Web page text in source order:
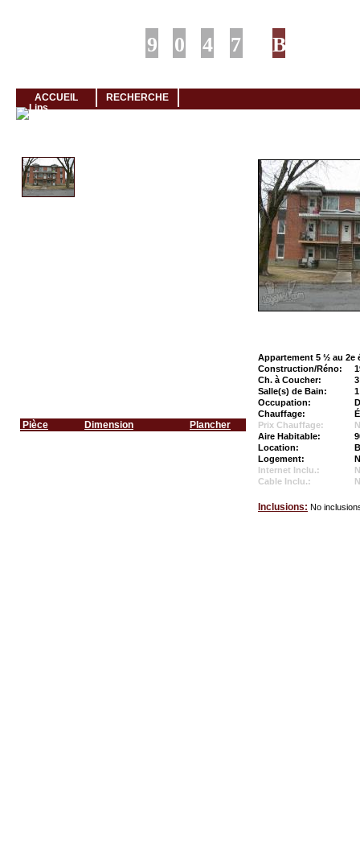
ACCUEIL RECHERCHE
Pièce Dimension Plancher
Appartement 5 ½ au 2e
Construction/Réno:
Ch. à Coucher:
3
Salle(s) de Bain:
1
Occupation:
Chauffage:
Prix Chauffage:
Aire Habitable:
Location:
Logement:
Internet Inclu.:
Cable Inclu.:
Inclusions: No